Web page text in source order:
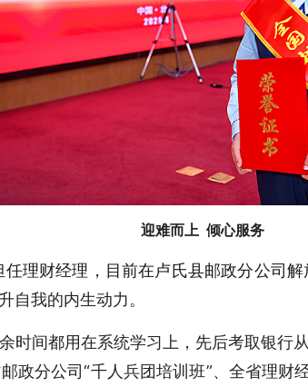
迎难而上 倾心服务
理财经理，目前在卢氏县邮政分公司
自我的内生动力。
时间都用在系统学习上，先后考取银
政分公司“千人兵团培训班”、全省理